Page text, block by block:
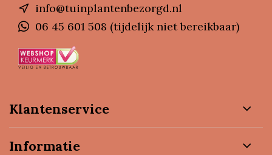
info@tuinplantenbezorgd.nl
06 45 601 508 (tijdelijk niet bereikbaar)
Klantenservice
Informatie